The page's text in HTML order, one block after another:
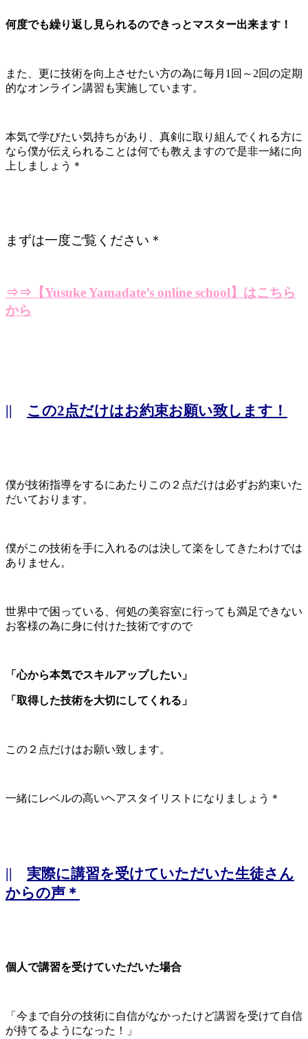
何度でも繰り返し見られるのできっとマスター出来ます！
また、更に技術を向上させたい方の為に毎月1回～2回の定期
的なオンライン講習も実施しています。
本気で学びたい気持ちがあり、真剣に取り組んでくれる方に
なら僕が伝えられることは何でも教えますので是非一緒に向
上しましょう＊
まずは一度ご覧ください＊
⇒⇒【Yusuke Yamadate’s online school】はこちら
から
|| この2点だけはお約束お願い致します！
僕が技術指導をするにあたりこの２点だけは必ずお約束いた
だいております。
僕がこの技術を手に入れるのは決して楽をしてきたわけでは
ありません。
世界中で困っている、何処の美容室に行っても満足できない
お客様の為に身に付けた技術ですので
「心から本気でスキルアップしたい」
「取得した技術を大切にしてくれる」
この２点だけはお願い致します。
一緒にレベルの高いヘアスタイリストになりましょう＊
|| 実際に講習を受けていただいた生徒さん
からの声＊
個人で講習を受けていただいた場合
「今まで自分の技術に自信がなかったけど講習を受けて自信
が持てるようになった！」